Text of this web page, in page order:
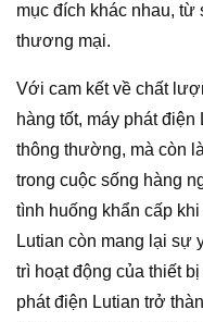
mục đích khác nhau,
thương mại.
Với cam kết về chất
hàng tốt, máy phát
thông thường, mà còn
trong cuộc sống hàng
tình huống khẩn cấp
Lutian còn mang lại sự
trì hoạt động của thiết
phát điện Lutian trở